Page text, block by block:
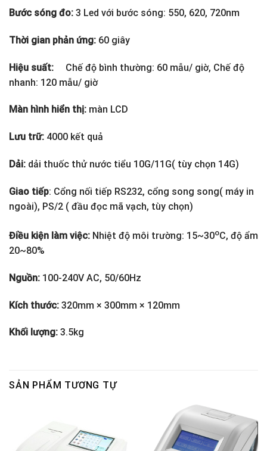
Bước sóng đo: 3 Led với bước sóng: 550, 620, 720nm
Thời gian phản ứng: 60 giây
Hiệu suất: Chế độ bình thường: 60 mẫu/ giờ, Chế độ
nhanh: 120 mẫu/ giờ
Màn hình hiển thị: màn LCD
Lưu trữ: 4000 kết quả
Dải: dải thuốc thử nước tiểu 10G/11G( tùy chọn 14G)
Giao tiếp: Cổng nối tiếp RS232, cổng song song( máy in
ngoài), PS/2 ( đầu đọc mã vạch, tùy chọn)
Điều kiện làm việc: Nhiệt độ môi trường: 15~30oC, độ ẩm
20~80%
Nguồn: 100-240V AC, 50/60Hz
Kích thước: 320mm × 300mm × 120mm
Khối lượng: 3.5kg
SẢN PHẨM TƯƠNG TỰ